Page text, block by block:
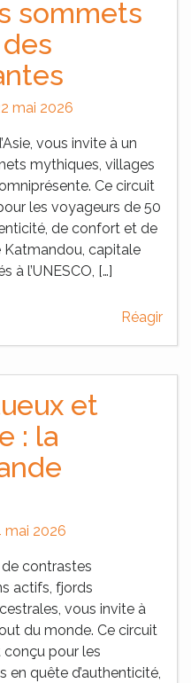
sommets
mai 2026
vous invite à un
mythiques, villages
Ce circuit
les voyageurs de 50
de confort et de
capitale
à l’UNESCO, […]
Réagir
et
: la
mai 2026
contrastes
actifs, fjords
vous invite à
du monde. Ce circuit
pour les
en quête d’authenticité,